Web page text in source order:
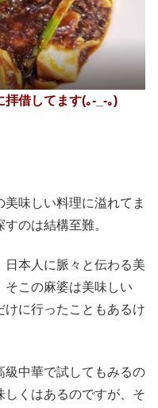
借してます(｡-_-｡)
味しい料理に溢れてま
のは結構至難。
本人に脈々と伝わる美
そこの麻婆は美味しい
けに行ったこともあるけ
級中華で試してもみるの
しくはあるのですが、そ